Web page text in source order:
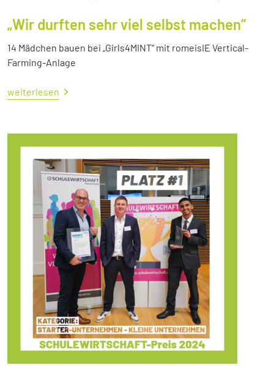
„Wir durften sehr viel selbst machen“
14 Mädchen bauen bei „Girls4MINT“ mit romeisIE Vertical-
Farming-Anlage
weiterlesen